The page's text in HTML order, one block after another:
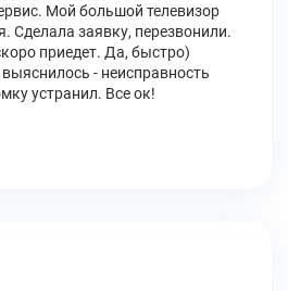
Мой большой телевизор
Сделала заявку, перезвонили.
приедет. Да, быстро)
- неисправность
устранил. Все ок!